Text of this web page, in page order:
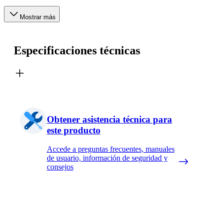
Mostrar más
Especificaciones técnicas
Obtener asistencia técnica para
este producto
Accede a preguntas frecuentes, manuales
de usuario, información de seguridad y
consejos